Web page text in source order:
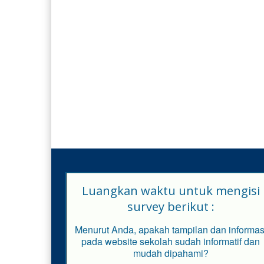
Luangkan waktu untuk mengisi
survey berikut :
Menurut Anda, apakah tampilan dan
pada website sekolah sudah informatif dan
mudah dipahami?